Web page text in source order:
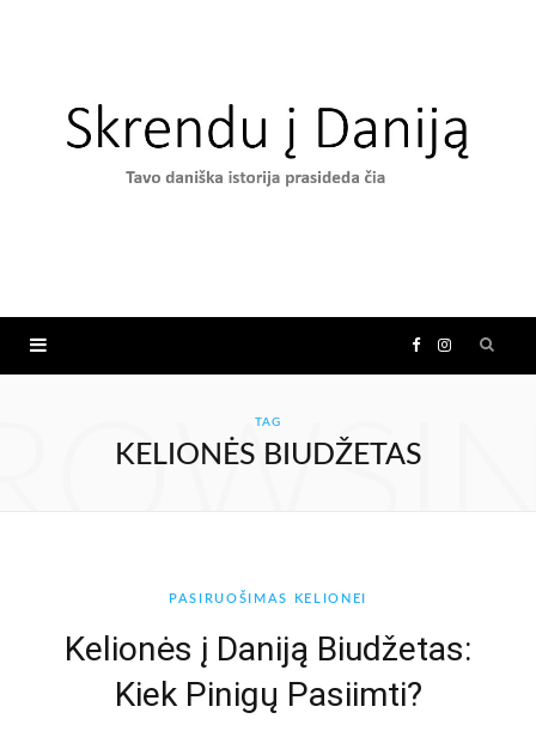
F
c
o
I
TAG
KELIONĖS BIUDŽETAS
PASIRUOŠIMAS KELIONEI
Kelionės į Daniją Biudžetas:
Kiek Pinigų Pasiimti?